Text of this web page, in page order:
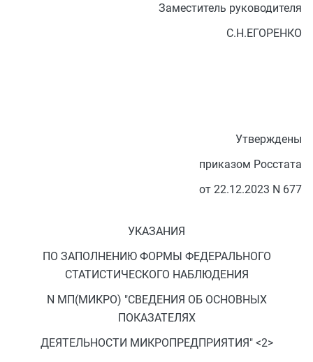
Заместитель руководителя
С.Н.ЕГОРЕНКО
Утверждены
приказом Росстата
от 22.12.2023 N 677
УКАЗАНИЯ
ПО ЗАПОЛНЕНИЮ ФОРМЫ ФЕДЕРАЛЬНОГО
СТАТИСТИЧЕСКОГО НАБЛЮДЕНИЯ
N МП(МИКРО) "СВЕДЕНИЯ ОБ ОСНОВНЫХ
ПОКАЗАТЕЛЯХ
ДЕЯТЕЛЬНОСТИ МИКРОПРЕДПРИЯТИЯ" <2>